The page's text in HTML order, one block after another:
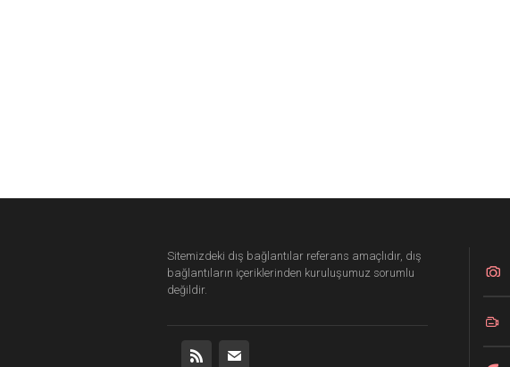
Sitemizdeki dış bağlantılar referans amaçlıdır, dış
bağlantıların içeriklerinden kuruluşumuz sorumlu
değildir.